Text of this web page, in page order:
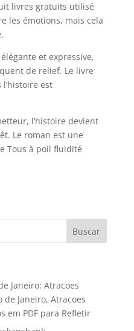
livres gratuits utilisé
les émotions, mais cela
et expressive,
de relief. Le livre
est
l’histoire devient
Le roman est une
Tous à poil fluidité
Janeiro: Atracoes
de Janeiro, Atracoes
em PDF para Refletir